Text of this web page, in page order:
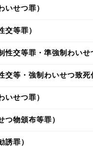
いせつ罪）
交等罪）
性交等罪・準強制わいせ
交等・強制わいせつ致死
いせつ罪）
つ物頒布等罪）
誘罪）